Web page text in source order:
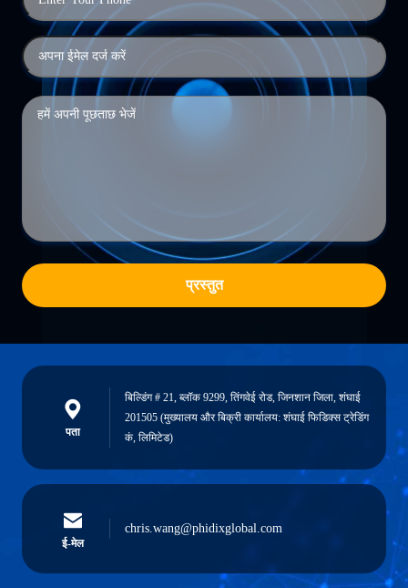
प्रस्तुत
पता
बिल्डिंग # 21, ब्लॉक 9299, तिंगवेई रोड, जिनशान जिला, शंघाई
201505 (मुख्यालय और बिक्री कार्यालय: शंघाई फिडिक्स ट्रेडिंग
कं, लिमिटेड)
ई-मेल
chris.wang@phidixglobal.com